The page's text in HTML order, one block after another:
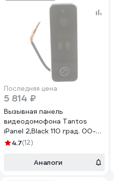
Последняя цена
5 814 ₽
Вызывная панель
видеодомофона Tantos
iPanel 2,Black 110 град. 00-
00016183
4.7(12)
Аналоги